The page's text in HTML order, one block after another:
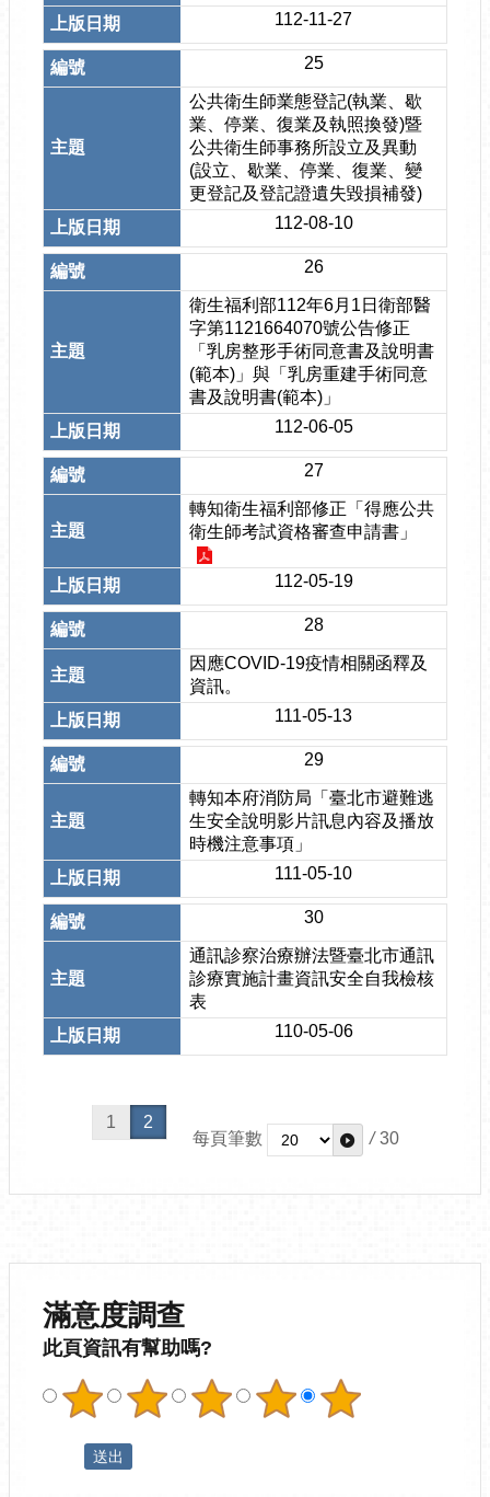
112-11-27
25
公共衛生師業態登記(執業、歇
業、停業、復業及執照換發)暨
公共衛生師事務所設立及異動
(設立、歇業、停業、復業、變
更登記及登記證遺失毀損補發)
112-08-10
26
衛生福利部112年6月1日衛部醫
字第1121664070號公告修正
「乳房整形手術同意書及說明書
(範本)」與「乳房重建手術同意
書及說明書(範本)」
112-06-05
27
轉知衛生福利部修正「得應公共
衛生師考試資格審查申請書」
112-05-19
28
因應COVID-19疫情相關函釋及
資訊。
111-05-13
29
轉知本府消防局「臺北市避難逃
生安全說明影片訊息內容及播放
時機注意事項」
111-05-10
30
通訊診察治療辦法暨臺北市通訊
診療實施計畫資訊安全自我檢核
表
110-05-06
1
2
每頁筆數
/ 30
滿意度調查
此頁資訊有幫助嗎?